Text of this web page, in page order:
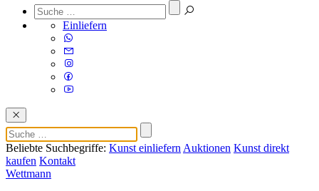
Einliefern
Beliebte Suchbegriffe: Kunst einliefern Auktionen Kunst direkt
kaufen Kontakt
Wettmann